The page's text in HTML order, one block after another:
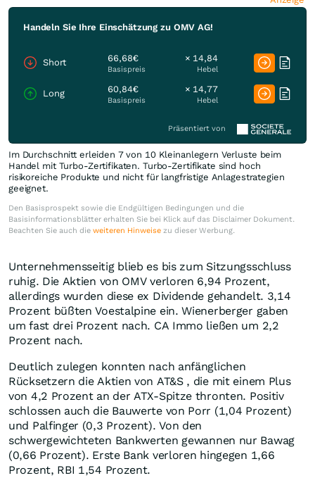
Handeln Sie Ihre Einschätzung zu OMV AG!
Short 66,68€
Basispreis
× 14,84
Hebel
Long 60,84€
Basispreis
× 14,77
Hebel
Präsentiert von
Im Durchschnitt erleiden 7 von 10 Kleinanlegern Verluste beim
Handel mit Turbo-Zertifikaten. Turbo-Zertifikate sind hoch
risikoreiche Produkte und nicht für langfristige Anlagestrategien
geeignet.
Den Basisprospekt sowie die Endgültigen Bedingungen und die
Basisinformationsblätter erhalten Sie bei Klick auf das Disclaimer Dokument.
Beachten Sie auch die weiteren Hinweise zu dieser Werbung.
Unternehmensseitig blieb es bis zum Sitzungsschluss
ruhig. Die Aktien von OMV verloren 6,94 Prozent,
allerdings wurden diese ex Dividende gehandelt. 3,14
Prozent büßten Voestalpine ein. Wienerberger gaben
um fast drei Prozent nach. CA Immo ließen um 2,2
Prozent nach.
Deutlich zulegen konnten nach anfänglichen
Rücksetzern die Aktien von AT&S , die mit einem Plus
von 4,2 Prozent an der ATX-Spitze thronten. Positiv
schlossen auch die Bauwerte von Porr (1,04 Prozent)
und Palfinger (0,3 Prozent). Von den
schwergewichteten Bankwerten gewannen nur Bawag
(0,66 Prozent). Erste Bank verloren hingegen 1,66
Prozent, RBI 1,54 Prozent.